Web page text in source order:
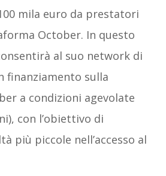
mila euro da prestatori
October. In questo
al suo network di
finanziamento sulla
a condizioni agevolate
con l’obiettivo di
più piccole nell’accesso al